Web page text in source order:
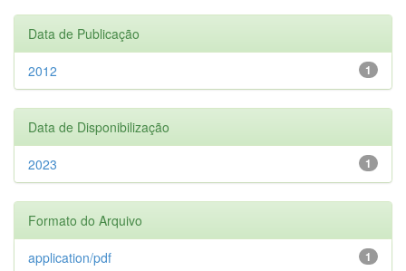
Data de Publicação
1
2012
Data de Disponibilização
1
2023
Formato do Arquivo
1
application/pdf